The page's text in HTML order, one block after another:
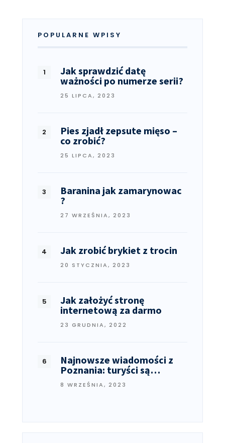
POPULARNE WPISY
Jak sprawdzić datę
ważności po numerze serii?
25 LIPCA, 2023
Pies zjadł zepsute mięso –
co zrobić?
25 LIPCA, 2023
Baranina jak zamarynowac
?
27 WRZEŚNIA, 2023
Jak zrobić brykiet z trocin
20 STYCZNIA, 2023
Jak założyć stronę
internetową za darmo
23 GRUDNIA, 2022
Najnowsze wiadomości z
Poznania: turyści są…
8 WRZEŚNIA, 2023